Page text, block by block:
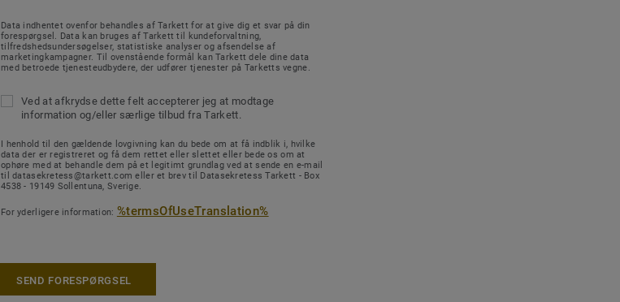
Data indhentet ovenfor behandles af Tarkett for at give dig et svar på din
forespørgsel. Data kan bruges af Tarkett til kundeforvaltning,
tilfredshedsundersøgelser, statistiske analyser og afsendelse af
marketingkampagner. Til ovenstående formål kan Tarkett dele dine data
med betroede tjenesteudbydere, der udfører tjenester på Tarketts vegne.
Ved at afkrydse dette felt accepterer jeg at modtage
information og/eller særlige tilbud fra Tarkett.
I henhold til den gældende lovgivning kan du bede om at få indblik i, hvilke
data der er registreret og få dem rettet eller slettet eller bede os om at
ophøre med at behandle dem på et legitimt grundlag ved at sende en e-mail
til datasekretess@tarkett.com eller et brev til Datasekretess Tarkett - Box
4538 - 19149 Sollentuna, Sverige.
For yderligere information: %termsOfUseTranslation%
SEND FORESPØRGSEL